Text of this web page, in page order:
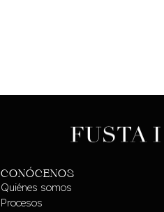
CONÓCENOS
Quiénes somos
Procesos